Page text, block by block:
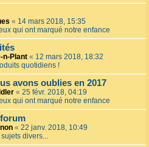
« 14 mars 2018, 15:35
qui ont marqué notre enfance
n-Plant « 12 mars 2018, 18:32
quotidiens !
avons oublies en 2017
« 25 févr. 2018, 04:19
qui ont marqué notre enfance
« 22 janv. 2018, 10:49
divers...